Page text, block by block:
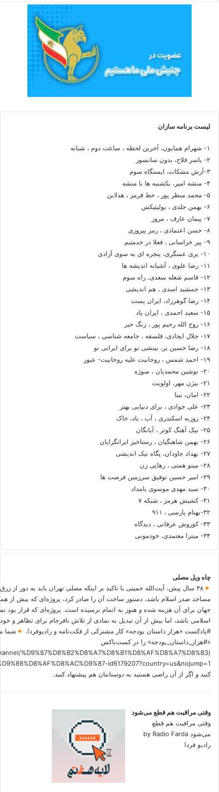
لیست برنامه سازان
۱- شهرام همایون، آخرین لحظه ، ساعت دوم ، شبانه
۲- یاسر فلاح، بدون سانسور
۳-آرش مشکات، ایستگاه سوم
۴- منشه امیر، یکشنبه ها با منشه
۵- محمد منظر پور ، خط قرمز ، هدلاین
۶- بهمن جلدی ، پولیتیکس
۷- پیمان عارف ، مرور
۸- حسن اعتمادی ، رمز پیروزی
۹- پیر خراسانی ، فعلا در خدمتیم
۱۰- پری عسگری، پنجره ای به سوی آزادی
۱۱- رضا علوی ، آشیانه اندیشه ها
۱۲- قاسم شعله سعدی، راه سوم
۱۳- جمشید اسدی ، هم اندیشی
۱۴- رضا گوهرزاد، ایران پست
۱۵- سعید احمدی ، ایران پاد
۱۶- روح الله رحیم پور ، زنگ خبر
۱۷- جلال ایجادی، فلسفه ، جامعه شناسی ، سیاست
۱۸- رضا حسین بر، بینشی نو برای ایرانی نو
۱۹- احمد شمس ، روحانیت علیه روحانیت- عبور
۲۰- نوشین محمدیان ، سوژه
۲۱- بیژن مهر، اولویت
۲۲- امان، نینا
۲۳- علی جوادی ، برای دنیایی بهتر
۲۴- روزبه اسکندری ، آب ، باد، خاک
۲۵- نیک آهنگ کوثر ، آبانگان
۲۶- بهمن شاهنگیان ، رستاخیز ایرانگرایان
۲۷- بهداد جاودان، پگاه نیک اندیشی
۲۸- مینو همتی ، رهایی زن
۲۹- امیر حسین توفیق سرزمین فرصت ها
۳۰- سید مهدی موسوی بامداد
۳۱- کشیش هرمز ، شبکه ۷
۳۲-بهنام پارسی ، ۹۱۱
۳۳- کوروش عرفانی ، دیدگاه
۳۴- میترا معتمدی، خودمونی
چاه ویل مصلی
۳۸ سال پیش، آیت‌الله خمینی با تاکید بر اینکه مصلی تهران باید به دور از
مساجد صدر اسلام باشد، دستور ساخت آن را صادر کرد، پروژه‌ای که بیش از
جهان برای آن هزینه شده و هنوز به اتمام نرسیده است. پروژه‌ای که قرار بود
اسلامی باشد، اما بیش از آن تبدیل به نمادی از تلاش نافرجام برای تظاهر و
#پادکست «هزار داستان بودجه» کار مشترکی از فکت‌نامه و رادیوفردا.
شما
«#هزار_داستان_بودجه» را در کست‌باکس
%D9%87%D8%B2%D8%A7%D8%B1%D8%AF%D8%A7%D8%B3
کنید و اگر از آن راضی هستید به دوستانتان هم پیشنهاد کنید.
وقتی مراقبت هم قطع می‌شود
وقتی مراقبت هم قطع
می‌شود by Radio Farda
رادیو فردا